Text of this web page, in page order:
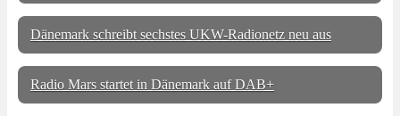
Dänemark schreibt sechstes UKW-Radionetz neu aus
Radio Mars startet in Dänemark auf DAB+